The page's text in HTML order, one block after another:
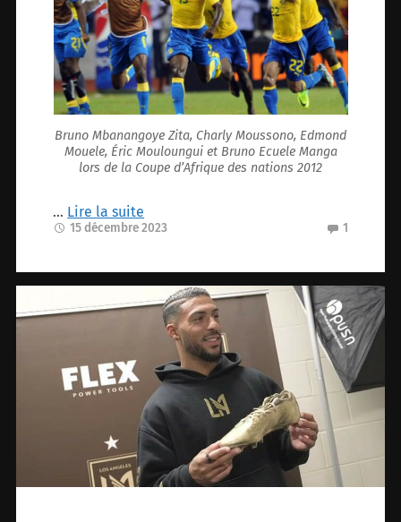
Bruno Mbanangoye Zita, Charly Moussono, Edmond
Mouele, Éric Mouloungui et Bruno Ecuele Manga
lors de la Coupe d’Afrique des nations 2012
… Lire la suite
15 décembre 2023 1